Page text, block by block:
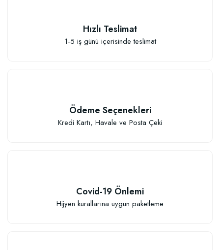
Hızlı Teslimat
1-5 iş günü içerisinde teslimat
Ödeme Seçenekleri
Kredi Kartı, Havale ve Posta Çeki
Covid-19 Önlemi
Hijyen kurallarına uygun paketleme